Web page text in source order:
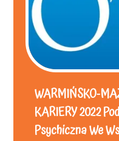
WARMIŃSKO-
KARIERY 2022
Psychiczna We